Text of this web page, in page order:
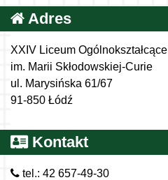
Adres
XXIV Liceum Ogólnokształcące
im. Marii Skłodowskiej-Curie
ul. Marysińska 61/67
91-850 Łódź
Kontakt
tel.: 42 657-49-30